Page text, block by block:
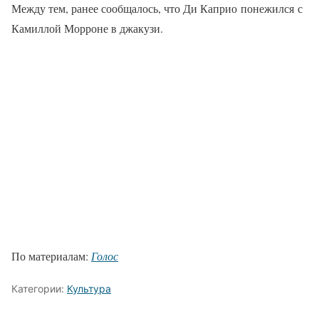
Между тем, ранее сообщалось, что Ди Каприо понежился с
Камиллой Морроне в джакузи.
По материалам: Голос
Категории: Культура